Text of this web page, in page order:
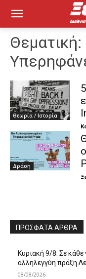
Θεματική:
Θεωρία / Ιστορία
Δράση
ΠΡΌΣΦΑΤΑ ΆΡΘΡΑ
Κυριακή 9/8: Σε κάθε
αλληλεγγύη πράξη
08/08/2026